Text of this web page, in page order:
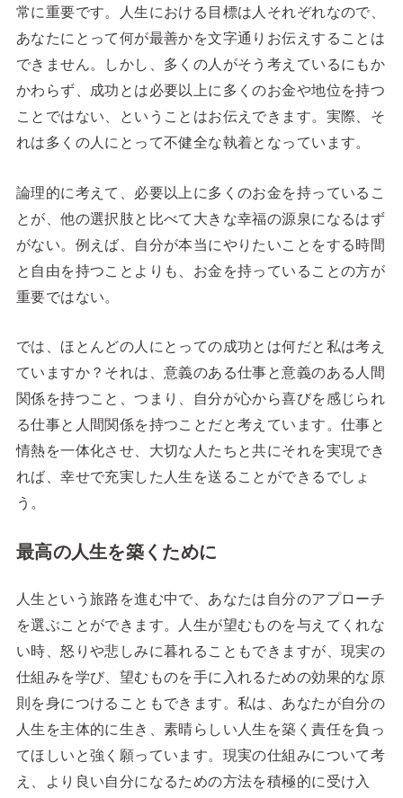
常に重要です。人生における目標は人それぞれなので、
あなたにとって何が最善かを文字通りお伝えすることは
できません。しかし、多くの人がそう考えているにもか
かわらず、成功とは必要以上に多くのお金や地位を持つ
ことではない、ということはお伝えできます。実際、そ
れは多くの人にとって不健全な執着となっています。
論理的に考えて、必要以上に多くのお金を持っているこ
とが、他の選択肢と比べて大きな幸福の源泉になるはず
がない。例えば、自分が本当にやりたいことをする時間
と自由を持つことよりも、お金を持っていることの方が
重要ではない。
では、ほとんどの人にとっての成功とは何だと私は考え
ていますか？それは、意義のある仕事と意義のある人間
関係を持つこと、つまり、自分が心から喜びを感じられ
る仕事と人間関係を持つことだと考えています。仕事と
情熱を一体化させ、大切な人たちと共にそれを実現でき
れば、幸せで充実した人生を送ることができるでしょ
う。
最高の人生を築くために
人生という旅路を進む中で、あなたは自分のアプローチ
を選ぶことができます。人生が望むものを与えてくれな
い時、怒りや悲しみに暮れることもできますが、現実の
仕組みを学び、望むものを手に入れるための効果的な原
則を身につけることもできます。私は、あなたが自分の
人生を主体的に生き、素晴らしい人生を築く責任を負っ
てほしいと強く願っています。現実の仕組みについて考
え、より良い自分になるための方法を積極的に受け入